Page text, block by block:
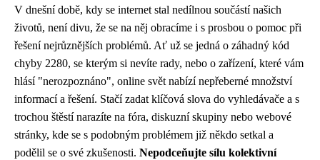
V dnešní době, kdy se internet stal nedílnou součástí našich
životů, není divu, že se na něj obracíme i s prosbou o pomoc při
řešení nejrůznějších problémů. Ať už se jedná o záhadný kód
chyby 2280, se kterým si nevíte rady, nebo o zařízení, které vám
hlásí "nerozpoznáno", online svět nabízí nepřeberné množství
informací a řešení. Stačí zadat klíčová slova do vyhledávače a s
trochou štěstí narazíte na fóra, diskuzní skupiny nebo webové
stránky, kde se s podobným problémem již někdo setkal a
podělil se o své zkušenosti. Nepodceňujte sílu kolektivní